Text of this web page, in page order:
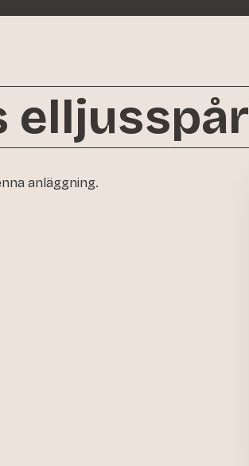
elljusspår
anläggning.